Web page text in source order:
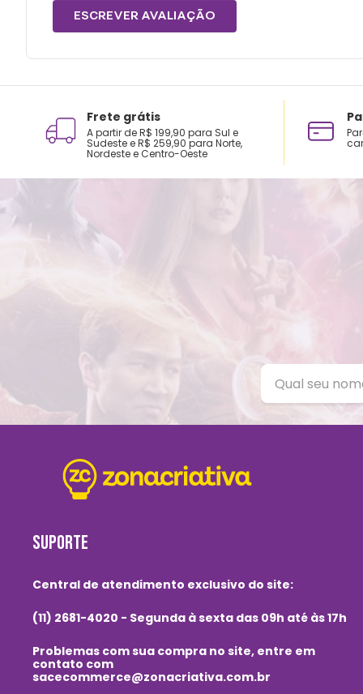
ESCREVER AVALIAÇÃO
Frete grátis
A partir de R$ 199,90 para Sul e
Sudeste e R$ 259,90 para Norte,
Nordeste e Centro-Oeste
SUPORTE
Central de atendimento exclusivo do site:
(11) 2681-4020 - Segunda à sexta das 09h até às 17h
Problemas com sua compra no site, entre em
contato com
sacecommerce@zonacriativa.com.br